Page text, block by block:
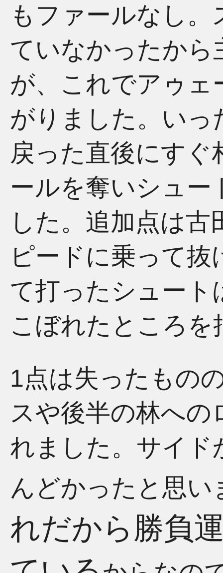
もファールなし
ていなかったか
が、これでアゥェ
がりました。い
戻った直後にす
ールを奪いシュー
した。追加点は
ピードに乗って
て打ったシュート
こぼれたところ
1点は失ったもの
スや後半の林へ
れました。サイ
んどかったと思い
れだから勝負